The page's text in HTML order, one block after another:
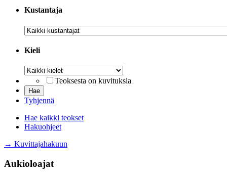
Kustantaja
Kustantaja
Kieli
Kieli
Teoksesta on kuvituksia
Tyhjennä
Hae kaikki teokset
Hakuohjeet
→ Kuvittajahakuun
Aukioloajat